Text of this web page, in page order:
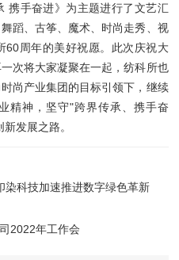
携手奋进》为主题进行了文艺汇
蹈、古筝、魔术、时尚走秀、视
60周年的美好祝愿。此次庆祝大
次将大家凝聚在一起，纺科所也
尚产业集团的目标引领下，继续
精神，坚守"跨界传承、携手奋
发展之路。
染科技加速推进数字绿色革新
2022年工作会